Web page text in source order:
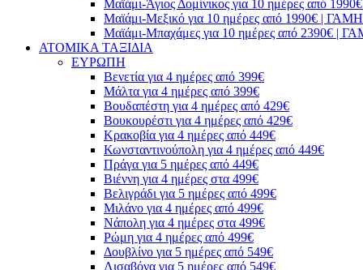
Μαϊάμι-Άγιος Δομίνικος για 10 ημέρες από
Μαϊάμι-Μεξικό για 10 ημέρες από 1990€ |
Μαϊάμι-Μπαχάμες για 10 ημέρες από 2390€
ΑΤΟΜΙΚΑ ΤΑΞΙΔΙΑ
ΕΥΡΩΠΗ
Βενετία για 4 ημέρες από 399€
Μάλτα για 4 ημέρες από 399€
Βουδαπέστη για 4 ημέρες από 429€
Βουκουρέστι για 4 ημέρες από 429€
Κρακοβία για 4 ημέρες από 449€
Κωνσταντινούπολη για 4 ημέρες από 449€
Πράγα για 5 ημέρες από 449€
Βιέννη για 4 ημέρες στα 499€
Βελιγράδι για 5 ημέρες από 499€
Μιλάνο για 4 ημέρες από 499€
Νάπολη για 4 ημέρες στα 499€
Ρώμη για 4 ημέρες από 499€
Δουβλίνο για 5 ημέρες από 549€
Λισαβόνα για 5 ημέρες από 549€